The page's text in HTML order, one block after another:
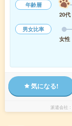
年齢層
20代
男女比率
女性
気になる!
派遣会社